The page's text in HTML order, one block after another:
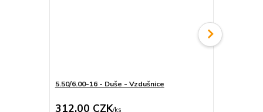
5.50/6.00-16 - Duše - Vzdušnice
312,00 CZK/ks